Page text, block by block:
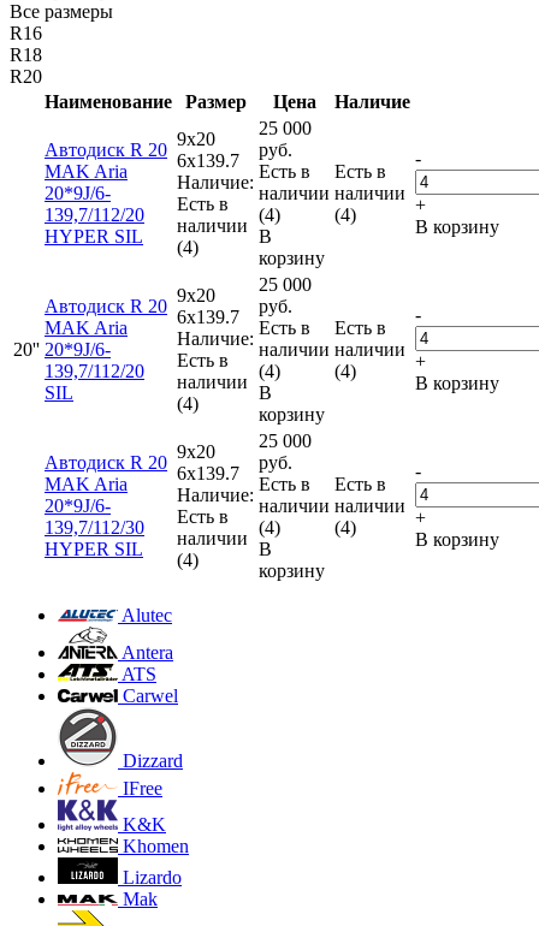
Все размеры
R16
R18
R20
Наименование
Размер Цена Наличие
20''
Автодиск R 20
MAK Aria
20*9J/6-
139,7/112/20
HYPER SIL
9x20
6x139.7
Наличие:
Есть в
наличии
(4)
25 000
руб.
Есть в
наличии
(4)
В
корзину
Есть в
наличии
(4)
-
+
В корзину
Автодиск R 20
MAK Aria
20*9J/6-
139,7/112/20
SIL
9x20
6x139.7
Наличие:
Есть в
наличии
(4)
25 000
руб.
Есть в
наличии
(4)
В
корзину
Есть в
наличии
(4)
-
+
В корзину
Автодиск R 20
MAK Aria
20*9J/6-
139,7/112/30
HYPER SIL
9x20
6x139.7
Наличие:
Есть в
наличии
(4)
25 000
руб.
Есть в
наличии
(4)
В
корзину
Есть в
наличии
(4)
-
+
В корзину
Alutec
Antera
ATS
Carwel
Dizzard
IFree
K&K
Khomen
Lizardo
Mak